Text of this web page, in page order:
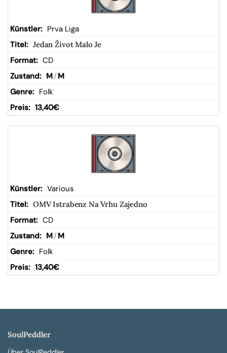
Prva Liga
Jedan Život Malo Je
CD
M/ M
Folk
13,40€
Various
OMV Istrabenz Na Vrhu Zajedno
CD
M/ M
Folk
13,40€
SoulPeddler